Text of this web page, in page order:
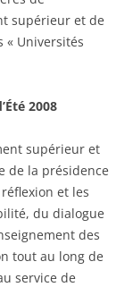
supérieur et de
« Universités
2008
supérieur et
de la présidence
et les
du dialogue
des
tout au long de
service de